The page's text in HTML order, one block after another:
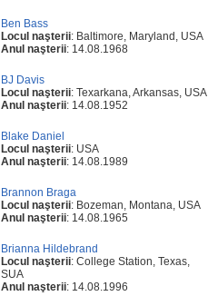
Ben Bass
Locul naşterii: Baltimore, Maryland, USA
Anul naşterii: 14.08.1968
BJ Davis
Locul naşterii: Texarkana, Arkansas, USA
Anul naşterii: 14.08.1952
Blake Daniel
Locul naşterii: USA
Anul naşterii: 14.08.1989
Brannon Braga
Locul naşterii: Bozeman, Montana, USA
Anul naşterii: 14.08.1965
Brianna Hildebrand
Locul naşterii: College Station, Texas,
SUA
Anul naşterii: 14.08.1996